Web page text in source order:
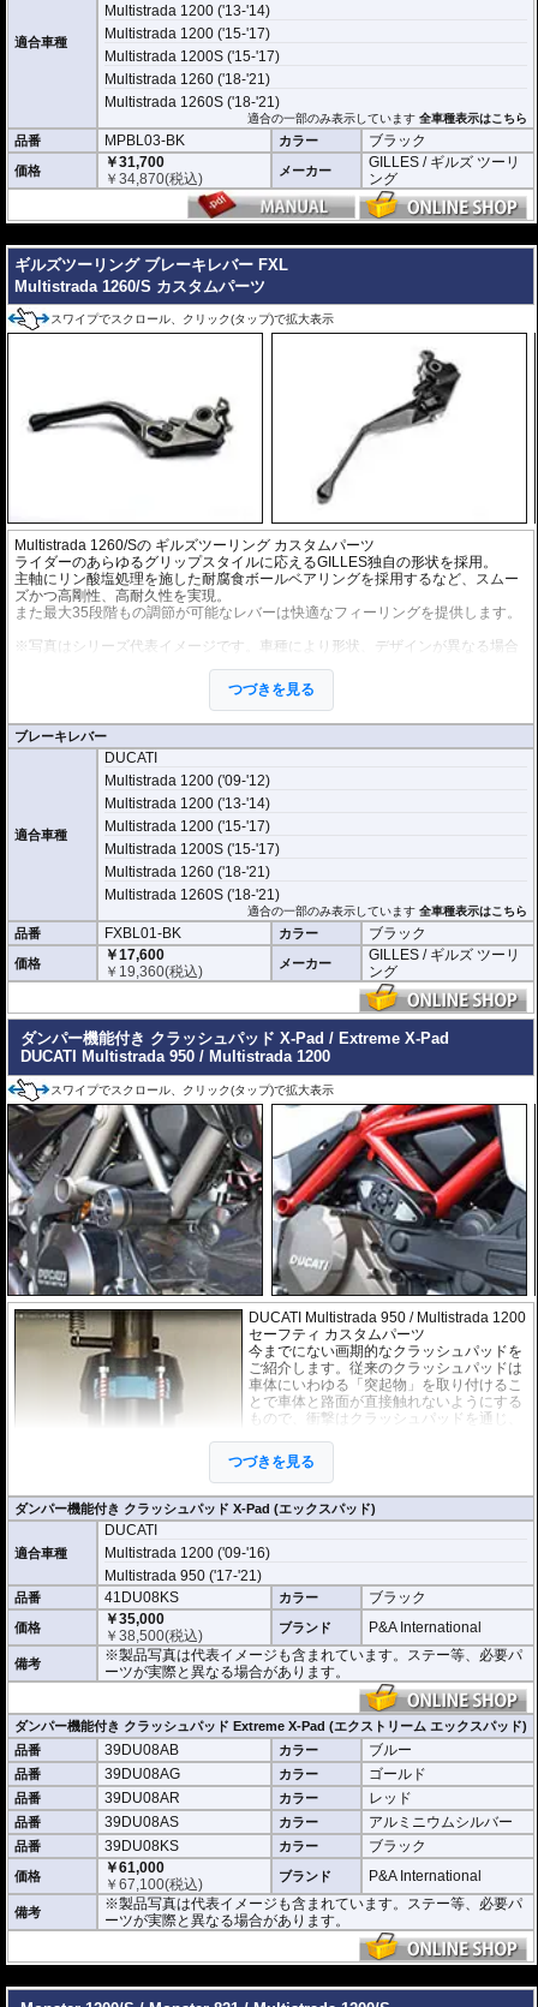
適合車種
Multistrada 1200 ('13-'14)
Multistrada 1200 ('15-'17)
Multistrada 1200S ('15-'17)
Multistrada 1260 ('18-'21)
Multistrada 1260S ('18-'21)
適合の一部のみ表示しています全車種表示はこちら
品番 MPBL03-BK カラー ブラック
価格
￥31,700
￥34,870(税込) メーカー
GILLES / ギルズ ツーリ
ング
ギルズツーリング ブレーキレバー FXL
Multistrada 1260/S カスタムパーツ
スワイプでスクロール、クリック(タップ)で拡大表示
Multistrada 1260/Sの ギルズツーリング カスタムパーツ
ライダーのあらゆるグリップスタイルに応えるGILLES独自の形状を採用。
主軸にリン酸塩処理を施した耐腐食ボールベアリングを採用するなど、スムー
ズかつ高剛性、高耐久性を実現。
また最大35段階もの調節が可能なレバーは快適なフィーリングを提供します。
※写真はシリーズ代表イメージです。車種により形状、デザインが異なる場合
つづきを見る
ブレーキレバー
適合車種
DUCATI
Multistrada 1200 ('09-'12)
Multistrada 1200 ('13-'14)
Multistrada 1200 ('15-'17)
Multistrada 1200S ('15-'17)
Multistrada 1260 ('18-'21)
Multistrada 1260S ('18-'21)
適合の一部のみ表示しています全車種表示はこちら
品番 FXBL01-BK カラー ブラック
価格
￥17,600
￥ 19,360(税込) メーカー
GILLES / ギルズ ツーリ
ング
ダンパー機能付き クラッシュパッド X-Pad / Extreme X-Pad
DUCATI Multistrada 950 / Multistrada 1200
スワイプでスクロール、クリック(タップ)で拡大表示
DUCATI Multistrada 950 / Multistrada 1200
セーフティ カスタムパーツ
今までにない画期的なクラッシュパッドを
ご紹介します。従来のクラッシュパッドは
車体にいわゆる「突起物」を取り付けるこ
とで車体と路面が直接触れないようにする
もので、衝撃はクラッシュパッドを通じ、
す。
しかし、このX-Pad(エックスパッド) / Extr
eme X-Padは内部にダンパーを搭載し、衝
撃エネルギーを吸収。また通常のクラッシュパッドでは、一瞬で伝わってしま
う衝撃も、ダンパーにより効果的に分散します。
デザインも下記の2種類を用意。
オーソドックスなデザインのX-Pad (エックスパッド) ヘッド部 : 円形 (現在 カ
ラーはブラックのみ)
スポーティなデザインのExtreme X-Pad (エクストリーム エックスパッド) ヘ
ッド部 : 流線楕円形
※製品写真は代表イメージも含まれています。ステー等、必要パーツが実際と
異なる場合があります。
つづきを見る
ダンパー機能付き クラッシュパッド X-Pad (エックスパッド)
適合車種
DUCATI
Multistrada 1200 ('09-'16)
Multistrada 950 ('17-'21)
品番 41DU08KS カラー ブラック
価格
￥35,000
￥38,500(税込) ブランド P&A International
備考
※製品写真は代表イメージも含まれています。ステー等、必要パ
ーツが実際と異なる場合があります。
ダンパー機能付き クラッシュパッド Extreme X-Pad (エクストリーム エックスパッド)
品番
39DU08AB カラー ブルー
品番 39DU08AG カラー ゴールド
品番 39DU08AR カラー レッド
品番 39DU08AS カラー アルミニウムシルバー
品番 39DU08KS カラー ブラック
価格
￥61,000
￥67,100(税込) ブランド P&A International
備考
※製品写真は代表イメージも含まれています。ステー等、必要パ
ーツが実際と異なる場合があります。